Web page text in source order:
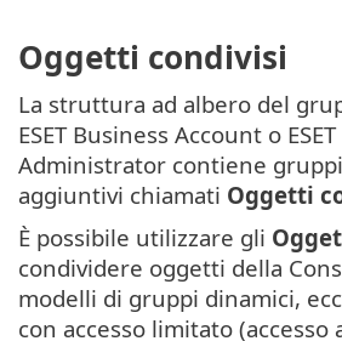
Oggetti condivisi
La struttura ad albero del
ESET Business Account o ESET
Administrator contiene
aggiuntivi chiamati Oggetti
È possibile utilizzare gli
condividere oggetti della
modelli di gruppi dinamici,
con accesso limitato